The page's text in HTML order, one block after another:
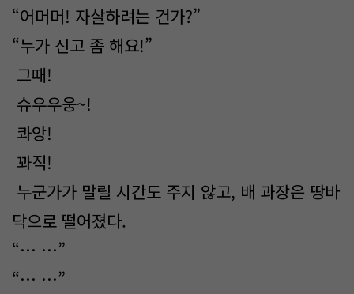
“어머머! 자살하려는 건가?”
“누가 신고 좀 해요!”
그때!
슈우우웅~!
콰앙!
꽈직!
누군가가 말릴 시간도 주지 않고, 배 과장은 땅바
닥으로 떨어졌다.
“… …”
“… …”